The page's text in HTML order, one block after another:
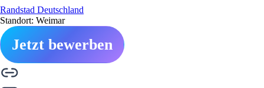
Randstad Deutschland
Standort: Weimar
Jetzt bewerben